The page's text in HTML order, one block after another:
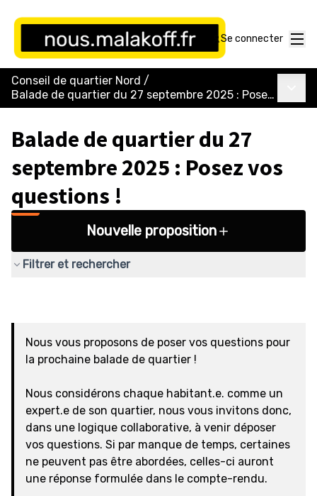
Se connecter
Conseil de quartier Nord /
Balade de quartier du 27 septembre 2025 : Posez vos questions !
Balade de quartier du 27
septembre 2025 : Posez vos
questions !
Nouvelle proposition
Filtrer et rechercher
Nous vous proposons de poser vos questions pour
la prochaine balade de quartier !
Nous considérons chaque habitant.e. comme un
expert.e de son quartier, nous vous invitons donc,
dans une logique collaborative, à venir déposer
vos questions. Si par manque de temps, certaines
ne peuvent pas être abordées, celles-ci auront
une réponse formulée dans le compte-rendu.